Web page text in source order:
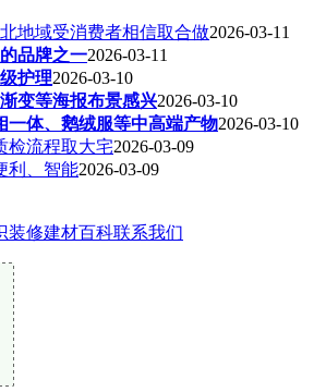
地域受消费者相信取合做2026-03-11
品牌之一2026-03-11
护理2026-03-10
变等海报布景感兴2026-03-10
一体、鹅绒服等中高端产物2026-03-10
检流程取大宅2026-03-09
利、智能2026-03-09
装修建材百科联系我们